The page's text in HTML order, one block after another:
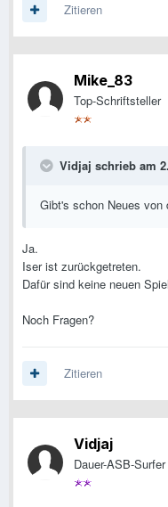
Zitieren
Mike_83
Top-Schriftsteller
Vidjaj schrieb am
Gibt's schon Neues von
Ja.
Iser ist zurückgetreten.
Dafür sind keine neuen
Noch Fragen?
Zitieren
Vidjaj
Dauer-ASB-Surfer